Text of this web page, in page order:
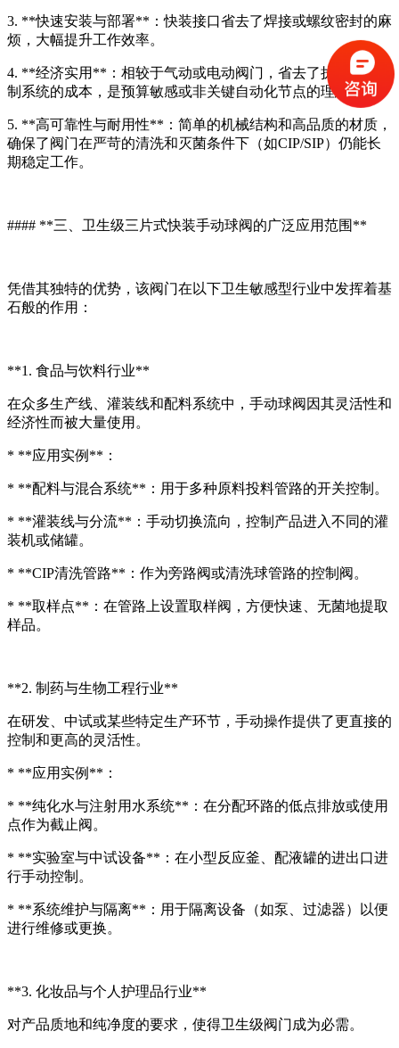
3. **快速安装与部署**：快装接口省去了焊接或螺纹密封的麻
烦，大幅提升工作效率。
4. **经济实用**：相较于气动或电动阀门，省去了执行器和控
制系统的成本，是预算敏感或非关键自动化节点的理想选择。
5. **高可靠性与耐用性**：简单的机械结构和高品质的材质，
确保了阀门在严苛的清洗和灭菌条件下（如CIP/SIP）仍能长
期稳定工作。
#### **三、卫生级三片式快装手动球阀的广泛应用范围**
凭借其独特的优势，该阀门在以下卫生敏感型行业中发挥着基
石般的作用：
**1. 食品与饮料行业**
在众多生产线、灌装线和配料系统中，手动球阀因其灵活性和
经济性而被大量使用。
* **应用实例**：
* **配料与混合系统**：用于多种原料投料管路的开关控制。
* **灌装线与分流**：手动切换流向，控制产品进入不同的灌
装机或储罐。
* **CIP清洗管路**：作为旁路阀或清洗球管路的控制阀。
* **取样点**：在管路上设置取样阀，方便快速、无菌地提取
样品。
**2. 制药与生物工程行业**
在研发、中试或某些特定生产环节，手动操作提供了更直接的
控制和更高的灵活性。
* **应用实例**：
* **纯化水与注射用水系统**：在分配环路的低点排放或使用
点作为截止阀。
* **实验室与中试设备**：在小型反应釜、配液罐的进出口进
行手动控制。
* **系统维护与隔离**：用于隔离设备（如泵、过滤器）以便
进行维修或更换。
**3. 化妆品与个人护理品行业**
对产品质地和纯净度的要求，使得卫生级阀门成为必需。